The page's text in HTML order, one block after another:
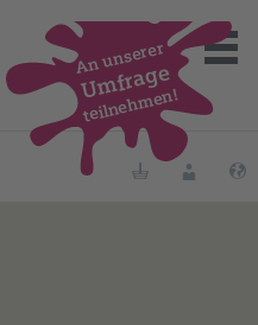
Merklisten
An unserer
Umfrage
teilnehmen!
spanischen